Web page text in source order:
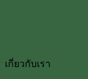
เกี่ยวกับเรา